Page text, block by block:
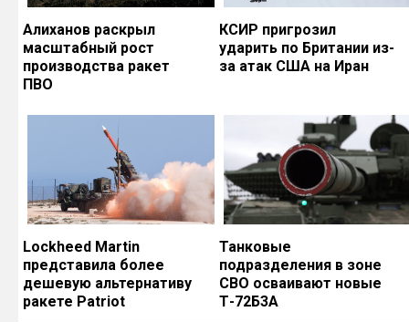
Алиханов раскрыл
масштабный рост
производства ракет
ПВО
КСИР пригрозил
ударить по Британии из-
за атак США на Иран
Lockheed Martin
представила более
дешевую альтернативу
ракете Patriot
Танковые
подразделения в зоне
СВО осваивают новые
Т-72Б3А